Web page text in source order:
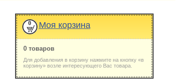
0 Моя корзина
0 товаров
Для добавления в корзину нажмите на кнопку «в
корзину» возле интересующего Вас товара.